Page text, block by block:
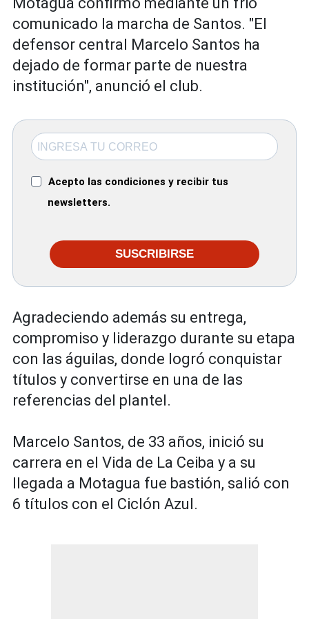
comunicado la marcha de Santos. "El
defensor central Marcelo Santos ha
dejado de formar parte de nuestra
institución", anunció el club.
Acepto las condiciones y recibir tus
newsletters.
SUSCRIBIRSE
Agradeciendo además su entrega,
compromiso y liderazgo durante su etapa
con las águilas, donde logró conquistar
títulos y convertirse en una de las
referencias del plantel.
Marcelo Santos, de 33 años, inició su
carrera en el Vida de La Ceiba y a su
llegada a Motagua fue bastión, salió con
6 títulos con el Ciclón Azul.